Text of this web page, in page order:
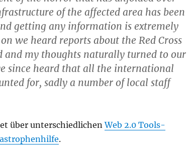
of the affected area has been
getting any information is extremely
we heard reports about the Red Cross
and my thoughts naturally turned to our
since heard that all the international
for, sadly a number of local staff
über unterschiedlichenWeb 2.0 Tools-
.